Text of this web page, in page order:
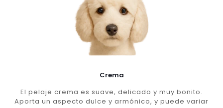
Crema
El pelaje crema es suave, delicado y muy bonito.
Aporta un aspecto dulce y armónico, y puede variar